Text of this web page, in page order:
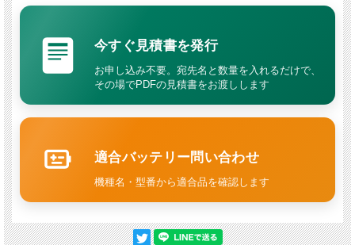
今すぐ見積書を発行
お申し込み不要。宛先名と数量を入れるだけで、
その場でPDFの見積書をお渡しします
適合バッテリー問い合わせ
機種名・型番から適合品を確認します